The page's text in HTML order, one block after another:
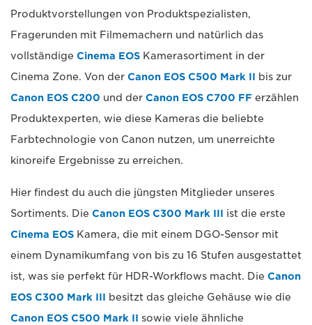
Produktvorstellungen von Produktspezialisten,
Fragerunden mit Filmemachern und natürlich das
vollständige Cinema EOS Kamerasortiment in der
Cinema Zone. Von der Canon EOS C500 Mark II bis zur
Canon EOS C200 und der Canon EOS C700 FF erzählen
Produktexperten, wie diese Kameras die beliebte
Farbtechnologie von Canon nutzen, um unerreichte
kinoreife Ergebnisse zu erreichen.
Hier findest du auch die jüngsten Mitglieder unseres
Sortiments. Die Canon EOS C300 Mark III ist die erste
Cinema EOS Kamera, die mit einem DGO-Sensor mit
einem Dynamikumfang von bis zu 16 Stufen ausgestattet
ist, was sie perfekt für HDR-Workflows macht. Die Canon
EOS C300 Mark III besitzt das gleiche Gehäuse wie die
Canon EOS C500 Mark II sowie viele ähnliche